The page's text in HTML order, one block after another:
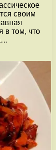
своим
в том, что